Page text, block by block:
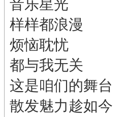
音乐星光
样样都浪漫
烦恼耽忧
都与我无关
这是咱们的舞台
散发魅力趁如今